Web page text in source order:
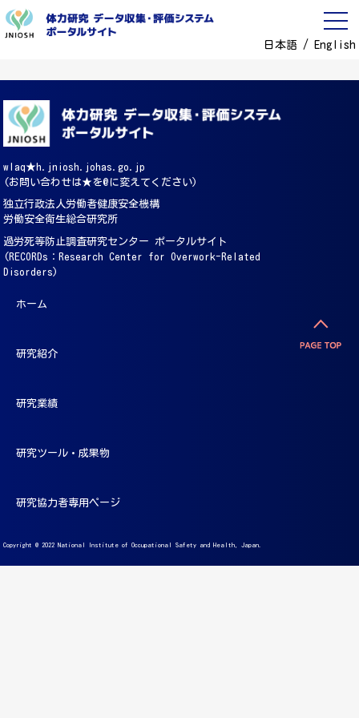
日本語/ English
wlaq★h.jniosh.johas.go.jp
(お問い合わせは★を@に変えてください)
独立行政法人労働者健康安全機構
労働安全衛生総合研究所
過労死等防止調査研究センター ポータルサイト
(RECORDs：Research Center for Overwork-Related
Disorders)
ホーム
研究紹介
研究業績
研究ツール・成果物
研究協力者専用ページ
Copyright @ 2022 National Institute of Occupational Safety and Health, Japan.